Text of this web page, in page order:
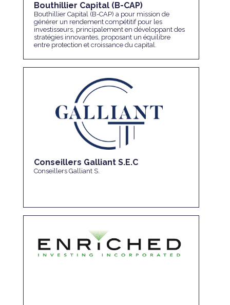
Bouthillier Capital (B-CAP)
Bouthillier Capital (B-CAP) a pour mission de
générer un rendement compétitif pour les
investisseurs, principalement en développant des
stratégies innovantes, proposant un équilibre
entre protection et croissance du capital.
Conseillers Galliant S.E.C
Conseillers Galliant S.